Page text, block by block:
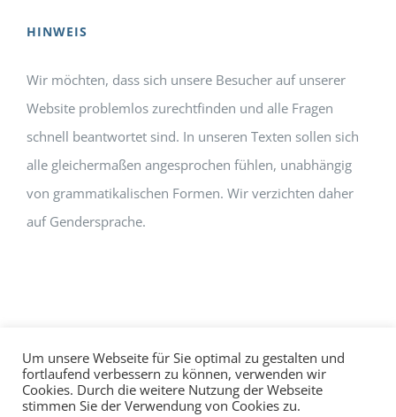
HINWEIS
Wir möchten, dass sich unsere Besucher auf unserer
Website problemlos zurechtfinden und alle Fragen
schnell beantwortet sind. In unseren Texten sollen sich
alle gleichermaßen angesprochen fühlen, unabhängig
von grammatikalischen Formen. Wir verzichten daher
auf Gendersprache.
Impressum Datenschutz©hallo!rot
Um unsere Webseite für Sie optimal zu gestalten und
fortlaufend verbessern zu können, verwenden wir
Cookies. Durch die weitere Nutzung der Webseite
stimmen Sie der Verwendung von Cookies zu.